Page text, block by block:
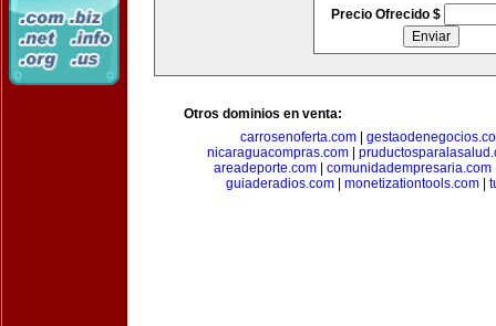
Precio Ofrecido $
Otros dominios en venta:
carrosenoferta.com
nicaraguacompras.com
areadeporte.com| comunidadempresaria.com
guiaderadios.com| monetizationtools.com|